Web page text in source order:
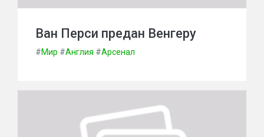
Ван Перси предан Венгеру
#Мир #Англия #Арсенал